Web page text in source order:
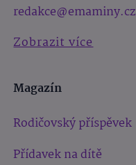
redakce@emaminy.cz
Zobrazit více
Magazín
Rodičovský příspěvek
Přídavek na dítě